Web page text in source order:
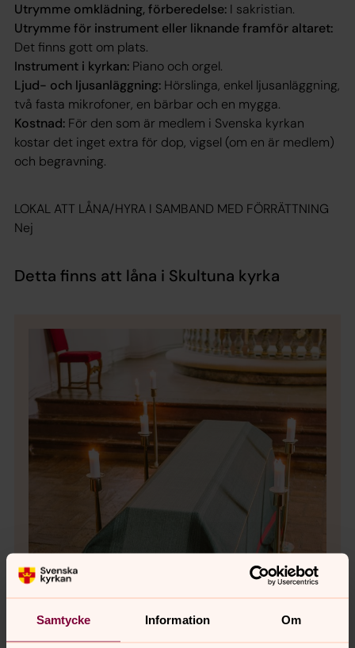
Samtycke Information Om
Utrymme omklädning, förberedelse: I sakristian.
Utrymme för instrument eller liknande framför altaret:
Det finns gott om plats.
Instrument i kyrkan: Piano och orgel.
Ljud- och ljusanläggning: Hörslinga, enkel ljusanläggning,
två fasta mikrofoner, en bärbar och en mygga.
Kostnad: För den som är medlem i Svenska kyrkan
kostar det inget extra för dop, vigsel (om en är medlem)
och begravning.
LOKAL ATT LÅNA/HYRA I SAMBAND MED FÖRRÄTTNING
Nej
Detta finns att låna i Skultuna kyrka